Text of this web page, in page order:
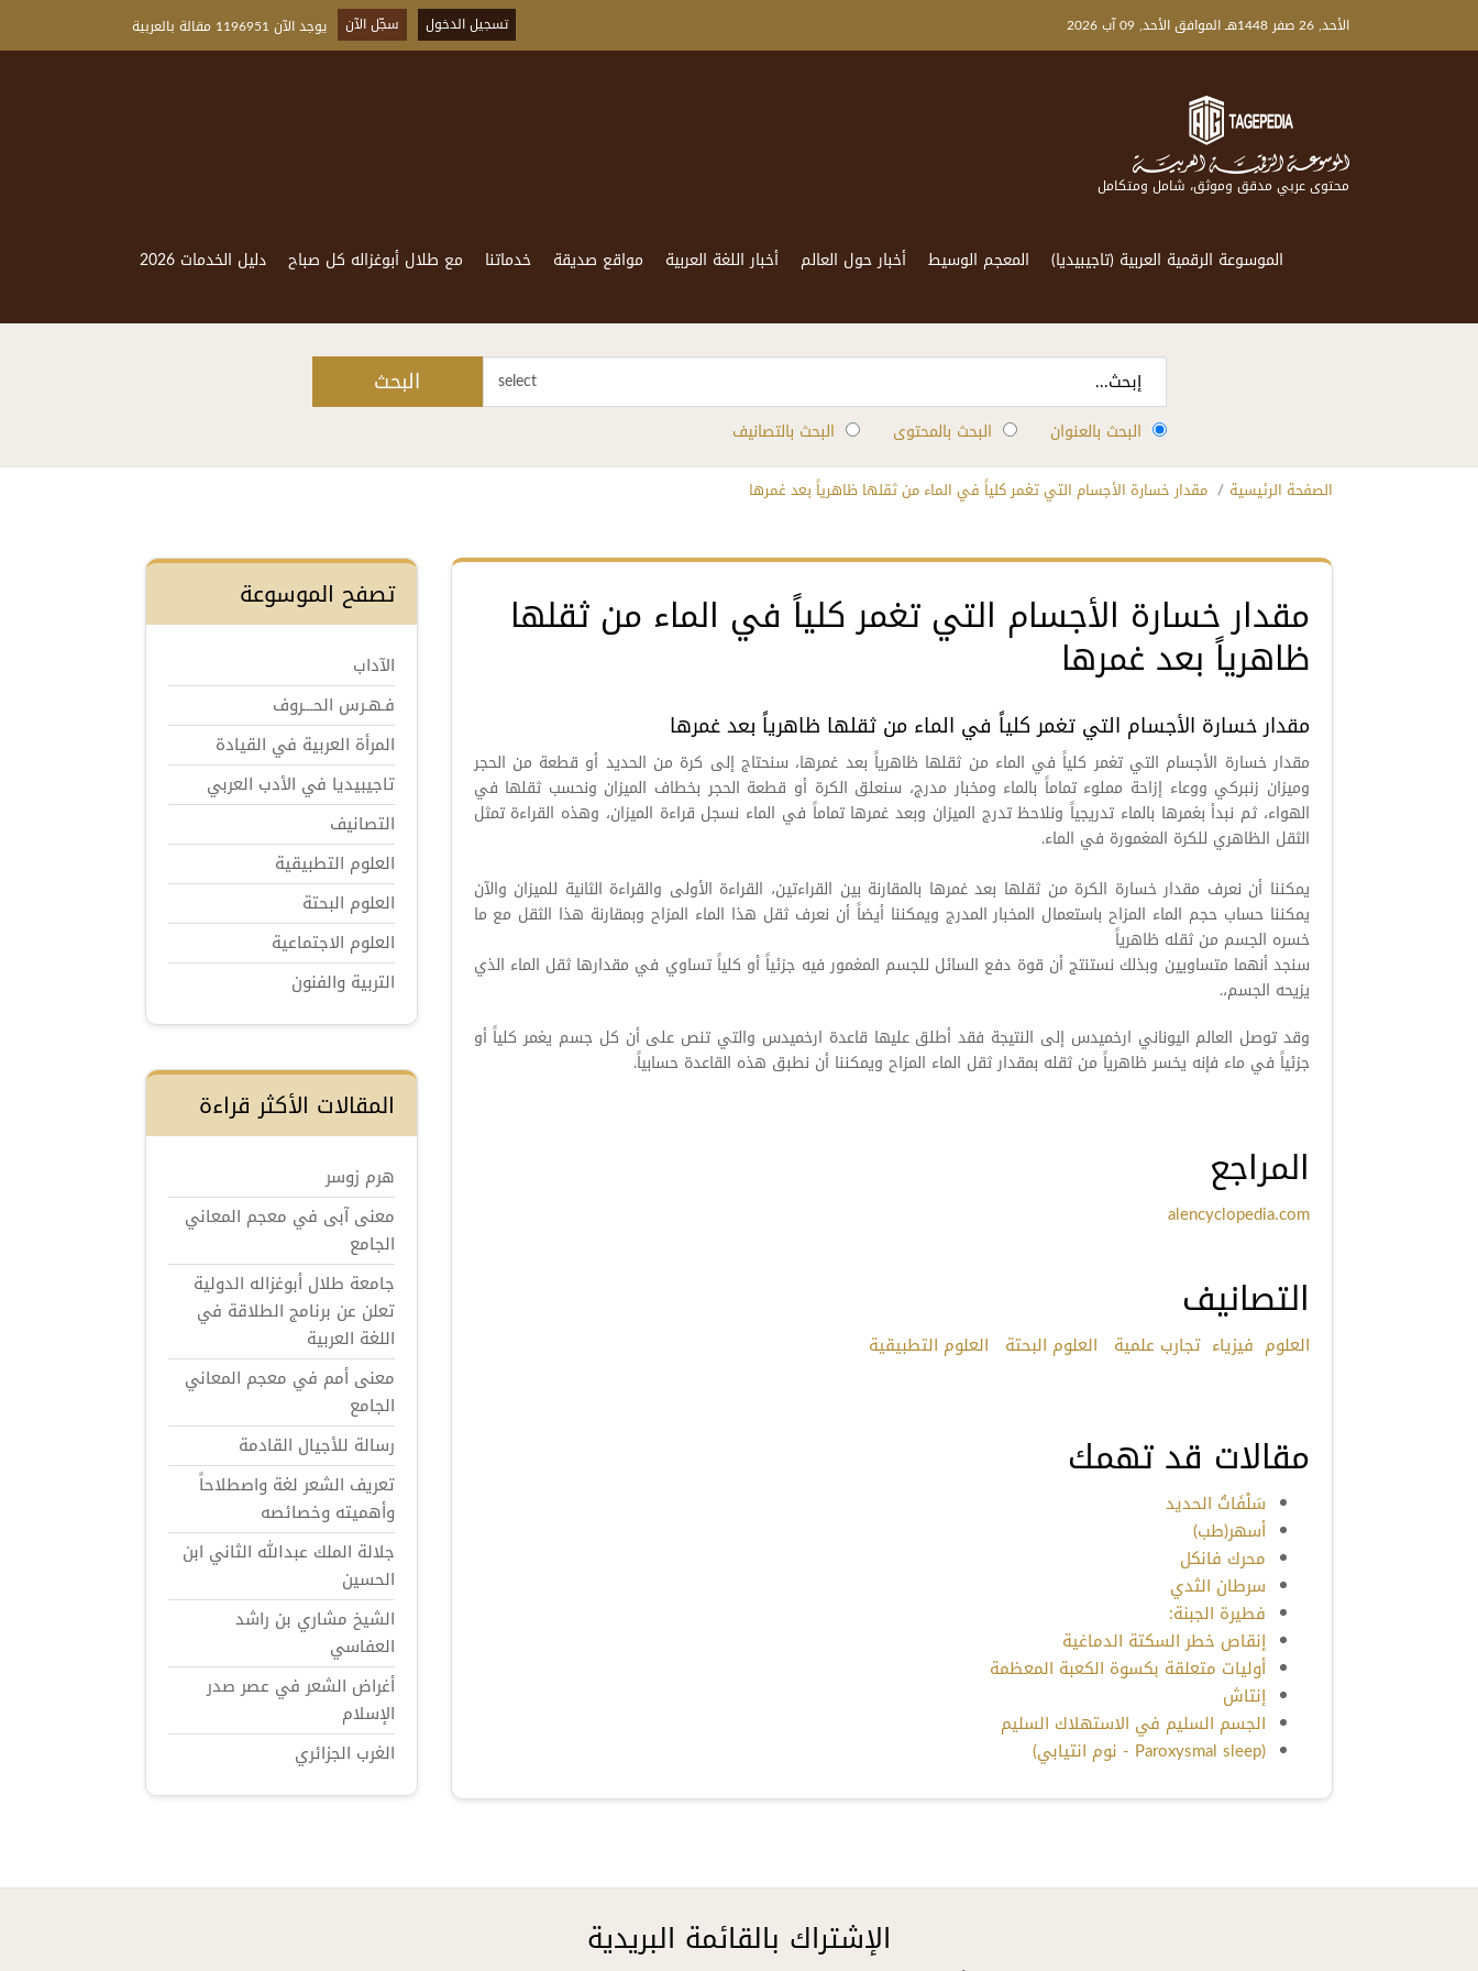
الأحد, 26 صفر 1448هـ الموافق الأحد, 09 آب 2026 تسجيل الدخول سجّل الآن يوجد الآن 1196951 مقالة بالعربية
محتوى عربي مدقق وموثق، شامل ومتكامل
الموسوعة الرقمية العربية (تاجيبيديا) المعجم الوسيط أخبار حول العالم أخبار اللغة العربية مواقع صديقة خدماتنا مع طلال أبوغزاله كل صباح دليل الخدمات 2026
select البحث
البحث بالعنوان البحث بالمحتوى البحث بالتصانيف
الصفحة الرئيسية مقدار خسارة الأجسام التي تغمر كلياً في الماء من ثقلها ظاهرياً بعد غمرها
مقدار خسارة الأجسام التي تغمر كلياً في الماء من ثقلها
ظاهرياً بعد غمرها
مقدار خسارة الأجسام التي تغمر كلياً في الماء من ثقلها ظاهرياً بعد غمرها
مقدار خسارة الأجسام التي تغمر كلياً في الماء من ثقلها ظاهرياً بعد غمرها، سنحتاج إلى كرة من الحديد أو قطعة من الحجر
وميزان زنبركي ووعاء إزاحة مملوء تماماً بالماء ومخبار مدرج، سنعلق الكرة أو قطعة الحجر بخطاف الميزان ونحسب ثقلها في
الهواء، ثم نبدأ بغمرها بالماء تدريجياً ونلاحظ تدرج الميزان وبعد غمرها تماماً في الماء نسجل قراءة الميزان، وهذه القراءة تمثل
الثقل الظاهري للكرة المغمورة في الماء.
يمكننا أن نعرف مقدار خسارة الكرة من ثقلها بعد غمرها بالمقارنة بين القراءتين، القراءة الأولى والقراءة الثانية للميزان والآن
يمكننا حساب حجم الماء المزاح باستعمال المخبار المدرج ويمكننا أيضاً أن نعرف ثقل هذا الماء المزاح وبمقارنة هذا الثقل مع ما
خسره الجسم من ثقله ظاهرياً
سنجد أنهما متساويين وبذلك نستنتج أن قوة دفع السائل للجسم المغمور فيه جزئياً أو كلياً تساوي في مقدارها ثقل الماء الذي
يزيحه الجسم،.
وقد توصل العالم اليوناني ارخميدس إلى النتيجة فقد أطلق عليها قاعدة ارخميدس والتي تنص على أن كل جسم يغمر كلياً أو
جزئياً في ماء فإنه يخسر ظاهرياً من ثقله بمقدار ثقل الماء المزاح ويمكننا أن نطبق هذه القاعدة حسابياً.
المراجع
alencyclopedia.com
التصانيف
العلوم فيزياء تجارب علمية العلوم البحتة العلوم التطبيقية
مقالات قد تهمك
سَلْفَاتُ الحديد
أسهر(طب)
محرك فانكل
سرطان الثدي
فطيرة الجبنة:
إنقاص خطر السكتة الدماغية
أوليات متعلقة بكسوة الكعبة المعظمة
إنتاش
الجسم السليم في الاستهلاك السليم
(Paroxysmal sleep - نوم انتيابي)
تصفح الموسوعة
الآداب
فـهـرس الحـــروف
المرأة العربية في القيادة
تاجيبيديا في الأدب العربي
التصانيف
العلوم التطبيقية
العلوم البحتة
العلوم الاجتماعية
التربية والفنون
المقالات الأكثر قراءة
هرم زوسر
معنى آبى في معجم المعاني
الجامع
جامعة طلال أبوغزاله الدولية
تعلن عن برنامج الطلاقة في
اللغة العربية
معنى أمم في معجم المعاني
الجامع
رسالة للأجيال القادمة
تعريف الشعر لغة واصطلاحاً
وأهميته وخصائصه
جلالة الملك عبدالله الثاني ابن
الحسين
الشيخ مشاري بن راشد
العفاسي
أغراض الشعر في عصر صدر
الإسلام
الغرب الجزائري
الإشتراك بالقائمة البريدية